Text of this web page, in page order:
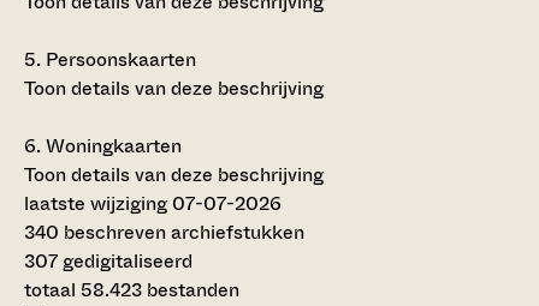
5. Persoonskaarten
Toon details van deze beschrijving
6.Woningkaarten
Toon details van deze beschrijving
laatste wijziging 07-07-2026
340 beschreven archiefstukken
307 gedigitaliseerd
totaal 58.423 bestanden